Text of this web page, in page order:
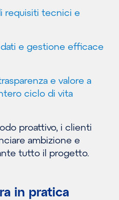
requisiti tecnici e
e gestione efficace
e valore a
ciclo di vita
proattivo, i clienti
ambizione e
tutto il progetto.
in pratica